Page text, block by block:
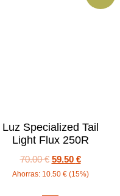
Luz Specialized Tail
Light Flux 250R
70.00€ 59.50 €
Ahorras: 10.50 € (15%)